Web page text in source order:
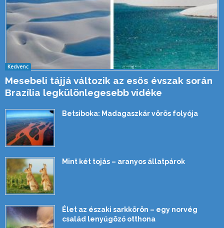
Kedvenc
Mesebeli tájjá változik az esős évszak során
Brazília legkülönlegesebb vidéke
Betsiboka: Madagaszkár vörös folyója
Mint két tojás – aranyos állatpárok
Élet az északi sarkkörön – egy norvég
család lenyűgöző otthona